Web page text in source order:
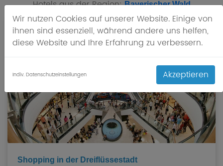
Hotels aus der Region:Bayerischer Wald
Shopping in der Dreiflüssestadt
Wir nutzen Cookies auf unserer Website. Einige von
ihnen sind essenziell, während andere uns helfen,
diese Website und Ihre Erfahrung zu verbessern.
Indiv. Datenschutzeinstellungen Akzeptieren